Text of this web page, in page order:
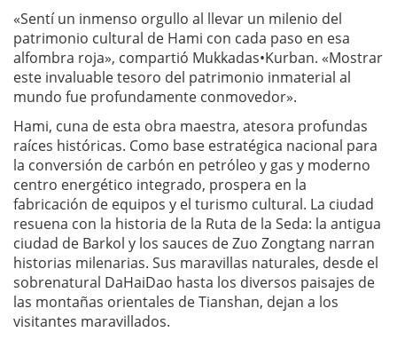
«Sentí un inmenso orgullo al llevar un milenio del
patrimonio cultural de Hami con cada paso en esa
alfombra roja», compartió Mukkadas•Kurban. «Mostrar
este invaluable tesoro del patrimonio inmaterial al
mundo fue profundamente conmovedor».
Hami, cuna de esta obra maestra, atesora profundas
raíces históricas. Como base estratégica nacional para
la conversión de carbón en petróleo y gas y moderno
centro energético integrado, prospera en la
fabricación de equipos y el turismo cultural. La ciudad
resuena con la historia de la Ruta de la Seda: la antigua
ciudad de Barkol y los sauces de Zuo Zongtang narran
historias milenarias. Sus maravillas naturales, desde el
sobrenatural DaHaiDao hasta los diversos paisajes de
las montañas orientales de Tianshan, dejan a los
visitantes maravillados.